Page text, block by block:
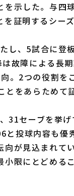
を示した。与四
証明するシーズ
し、5試合に登
故障による長
。2つの役割を
をあらためて
31セーブを挙げ
投球内容も優
向が見込まれて
限にとどめる